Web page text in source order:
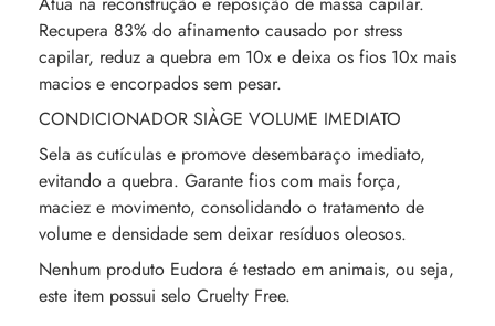
Recupera 83% do afinamento causado por stress
capilar, reduz a quebra em 10x e deixa os fios 10x mais
macios e encorpados sem pesar.
CONDICIONADOR SIÀGE VOLUME IMEDIATO
Sela as cutículas e promove desembaraço imediato,
evitando a quebra. Garante fios com mais força,
maciez e movimento, consolidando o tratamento de
volume e densidade sem deixar resíduos oleosos.
Nenhum produto Eudora é testado em animais, ou seja,
este item possui selo Cruelty Free.